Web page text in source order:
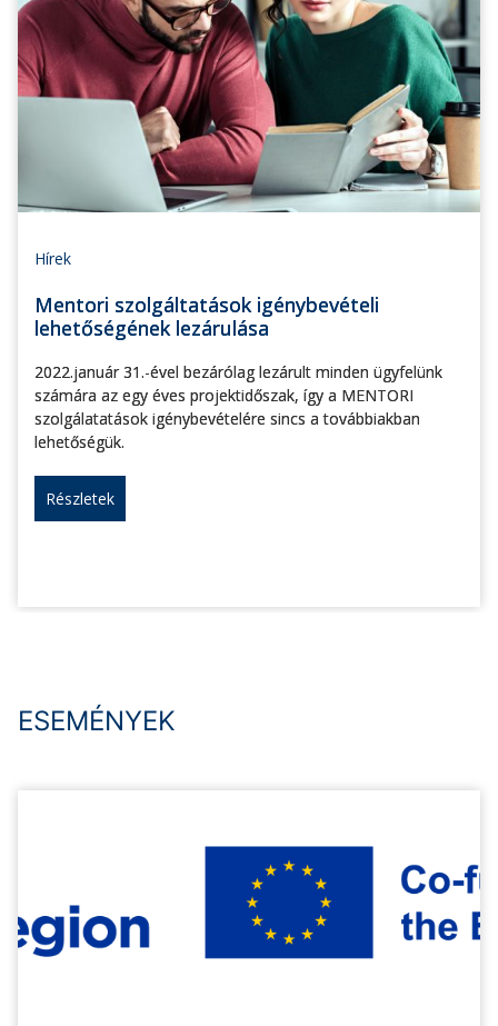
Hírek
Mentori szolgáltatások igénybevételi
lehetőségének lezárulása
2022.január 31.-ével bezárólag lezárult minden ügyfelünk
számára az egy éves projektidőszak, így a MENTORI
szolgálatatások igénybevételére sincs a továbbiakban
lehetőségük.
Részletek
ESEMÉNYEK